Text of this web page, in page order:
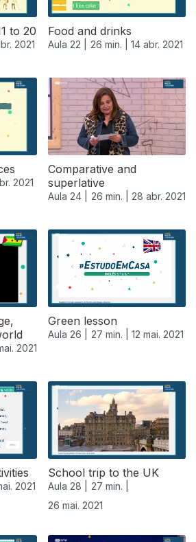
to 20
2021
Food and drinks
Aula 22 | 26 min. | 14 abr. 2021
2021
Comparative and
superlative
Aula 24 | 26 min. | 28 abr. 2021
2021
Green lesson
Aula 26 | 27 min. | 12 mai. 2021
2021
School trip to the UK
Aula 28 |
27 min. |
26 mai. 2021